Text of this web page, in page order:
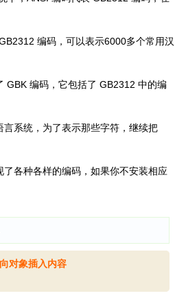
编码，可以表示6000多个常用汉
GBK 编码，它包括了 GB2312 中的编
系统，为了表示那些字符，继续把
各种各样的编码，如果你不安装相应
对象插入内容